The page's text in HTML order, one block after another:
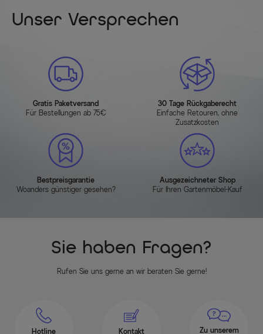
Unser Versprechen
Gratis Paketversand
Für Bestellungen ab 75€
30 Tage Rückgaberecht
Einfache Retouren, ohne
Zusatzkosten
Bestpreisgarantie
Woanders günstiger gesehen?
Ausgezeichneter Shop
Für Ihren Gartenmöbel-Kauf
Sie haben Fragen?
Rufen Sie uns gerne an wir beraten Sie gerne!
Hotline
Kontakt
Zu unserem